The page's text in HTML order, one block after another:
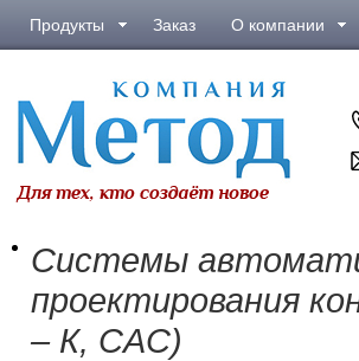
Продукты Заказ О компании
Системы
проектирования
– К, CAC)